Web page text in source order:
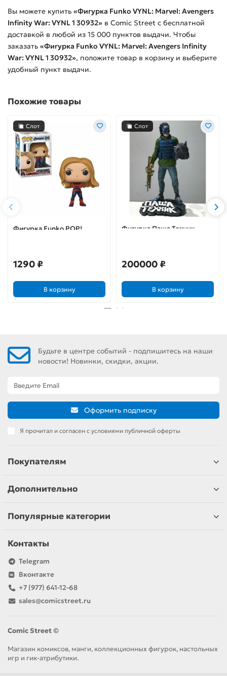
Вы можете купить «Фигурка Funko VYNL: Marvel: Avengers
Infinity War: VYNL 1 30932» в Comic Street с бесплатной
доставкой в любой из 15 000 пунктов выдачи. Чтобы
заказать «Фигурка Funko VYNL: Marvel: Avengers Infinity
War: VYNL 1 30932», положите товар в корзину и выберите
удобный пункт выдачи.
Похожие товары
Слот
Фигурка Funko POP!
1290 ₽
В корзину
Слот
Фигурка Паша Техник
200000 ₽
В корзину
Будьте в центре событий - подпишитесь на наши
новости! Новинки, скидки, акции.
Оформить подписку
Я прочитал и согласен с условиями публичной оферты
Покупателям
Дополнительно
Популярные категории
Контакты
Telegram
Вконтакте
+7 (977) 641-12-68
sales@comicstreet.ru
Comic Street ©
Магазин комиксов, манги, коллекционных фигурок, настольных
игр и гик-атрибутики.